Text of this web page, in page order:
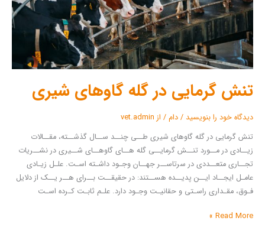
تنش گرمایی در گله گاوهای شیری
دیدگاه‌ خود را بنویسید / دام/ از vet.admin
تنش گرمایی در گله گاوهای شیری طــی چنــد ســال گذشــته، مقــالات
زیــادی در مــورد تنــش گرمایــی گله هــای گاوهــای شــیری در نشــریات
تجــاری متعــددی در سرتاســر جهــان وجـود داشـته اسـت. علـل زیـادی
عامـل ایجــاد ایــن پدیــده هســتند: در حقیقــت بــرای هــر یــک از دلایل
فـوق، مقـداری راسـتی و حقانیـت وجـود دارد. علـم ثابـت کـرده اسـت
Read More »